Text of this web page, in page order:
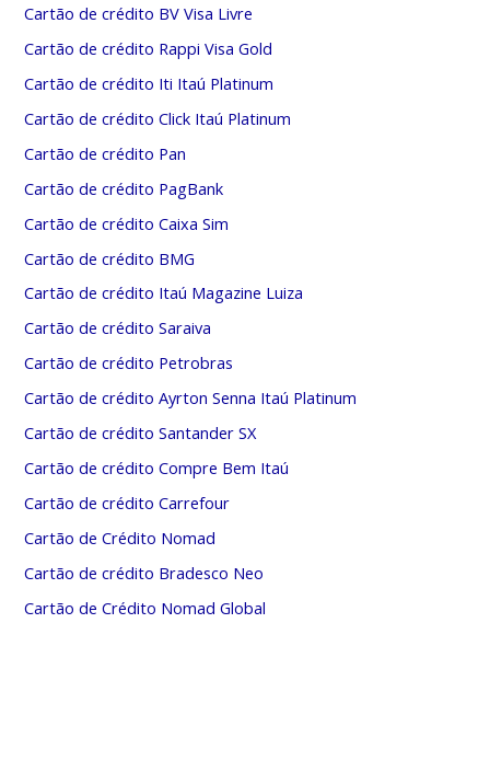
Cartão de crédito BV Visa Livre
Cartão de crédito Rappi Visa Gold
Cartão de crédito Iti Itaú Platinum
Cartão de crédito Click Itaú Platinum
Cartão de crédito Pan
Cartão de crédito PagBank
Cartão de crédito Caixa Sim
Cartão de crédito BMG
Cartão de crédito Itaú Magazine Luiza
Cartão de crédito Saraiva
Cartão de crédito Petrobras
Cartão de crédito Ayrton Senna Itaú Platinum
Cartão de crédito Santander SX
Cartão de crédito Compre Bem Itaú
Cartão de crédito Carrefour
Cartão de Crédito Nomad
Cartão de crédito Bradesco Neo
Cartão de Crédito Nomad Global